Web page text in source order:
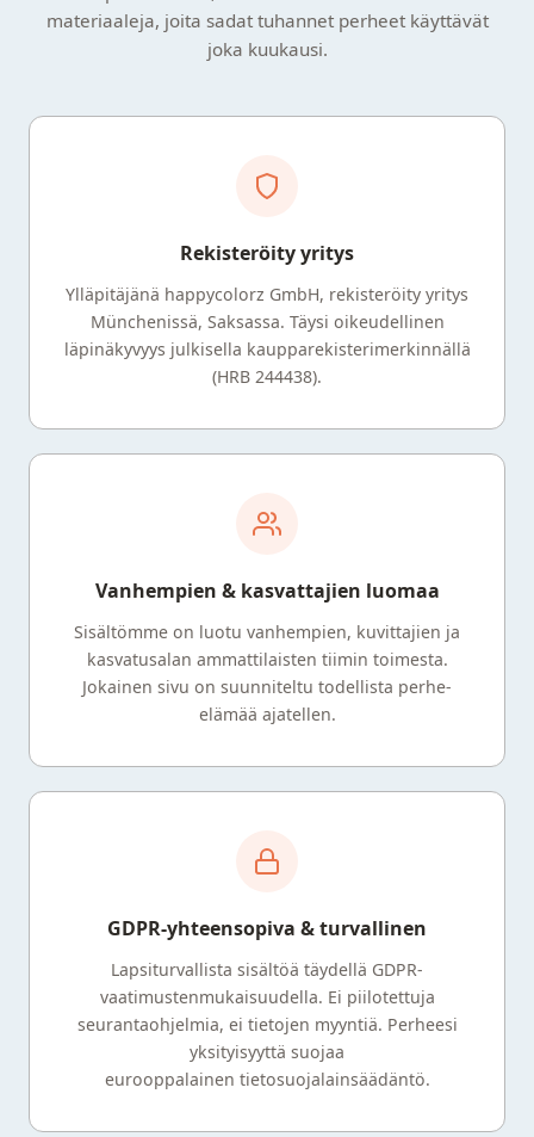
materiaaleja, joita sadat tuhannet perheet käyttävät
joka kuukausi.
Rekisteröity yritys
Ylläpitäjänä happycolorz GmbH, rekisteröity yritys
Münchenissä, Saksassa. Täysi oikeudellinen
läpinäkyvyys julkisella kaupparekisterimerkinnällä
(HRB 244438).
Vanhempien & kasvattajien luomaa
Sisältömme on luotu vanhempien, kuvittajien ja
kasvatusalan ammattilaisten tiimin toimesta.
Jokainen sivu on suunniteltu todellista perhe-
elämää ajatellen.
GDPR-yhteensopiva & turvallinen
Lapsiturvallista sisältöä täydellä GDPR-
vaatimustenmukaisuudella. Ei piilotettuja
seurantaohjelmia, ei tietojen myyntiä. Perheesi
yksityisyyttä suojaa
eurooppalainen tietosuojalainsäädäntö.